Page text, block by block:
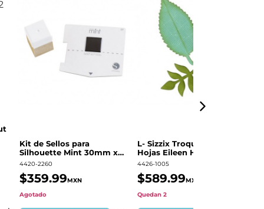
Kit de Sellos para
Silhouette Mint 30mm x
60mm
4420-2260
$359.99MXN
Agotado
L- Sizzix Troquel Grueso
Hojas Eileen Hull | 661111
4426-1005
$589.99MXN
Quedan 2